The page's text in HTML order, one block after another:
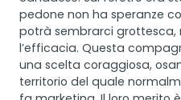
pedone non ha speranze
potrà sembrarci grottesca,
l’efficacia. Questa
una scelta coraggiosa,
territorio del quale